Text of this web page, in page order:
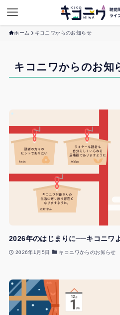
ホーム キコニワからのお知らせ
キコニワからのお知
2026年のはじまりに──キコニワ
2026年1月5日 キコニワからのお知らせ